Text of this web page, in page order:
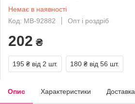
Немає в наявності
Код: MB-92882
Опт і роздріб
202 ₴
195 ₴ від 2 шт. 180 ₴ від 56 шт.
Опис Характеристики Доставка